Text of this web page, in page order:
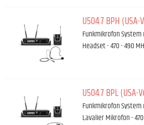
U504.7 BPH
Funkmikrofon
Headset - 470 - 490
U504.7 BPL
Funkmikrofon
Lavalier Mikrofon -